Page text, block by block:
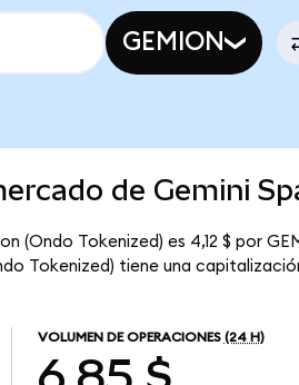
GEMION
de Gemini
(Ondo Tokenized) es 4,12 $ por
Tokenized) tiene una
VOLUMEN DE OPERACIONES (24 H)